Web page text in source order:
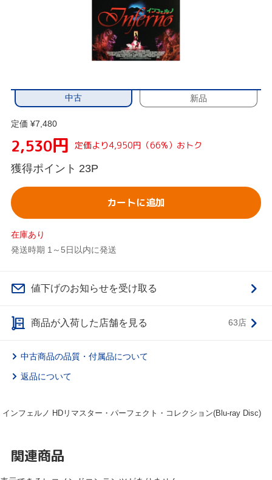
中古 新品
定価 ¥7,480
2,530円 定価より4,950円（66%）おトク
獲得ポイント 23P
カートに追加
在庫あり
発送時期 1～5日以内に発送
値下げのお知らせを受け取る
商品が入荷した店舗を見る 63店
中古商品の品質・付属品について
返品について
インフェルノ HDリマスター・パーフェクト・コレクション(Blu-ray Disc)
関連商品